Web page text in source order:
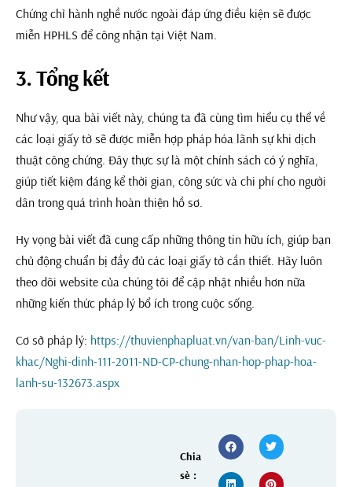
Chứng chỉ hành nghề nước ngoài đáp ứng điều kiện sẽ được
miễn HPHLS để công nhận tại Việt Nam.
3. Tổng kết
Như vậy, qua bài viết này, chúng ta đã cùng tìm hiểu cụ thể về
các loại giấy tờ sẽ được miễn hợp pháp hóa lãnh sự khi dịch
thuật công chứng. Đây thực sự là một chính sách có ý nghĩa,
giúp tiết kiệm đáng kể thời gian, công sức và chi phí cho người
dân trong quá trình hoàn thiện hồ sơ.
Hy vọng bài viết đã cung cấp những thông tin hữu ích, giúp bạn
chủ động chuẩn bị đầy đủ các loại giấy tờ cần thiết. Hãy luôn
theo dõi website của chúng tôi để cập nhật nhiều hơn nữa
những kiến thức pháp lý bổ ích trong cuộc sống.
Cơ sở pháp lý: https://thuvienphapluat.vn/van-ban/Linh-vuc-
khac/Nghi-dinh-111-2011-ND-CP-chung-nhan-hop-phap-hoa-
lanh-su-132673.aspx
Chia
sẻ :